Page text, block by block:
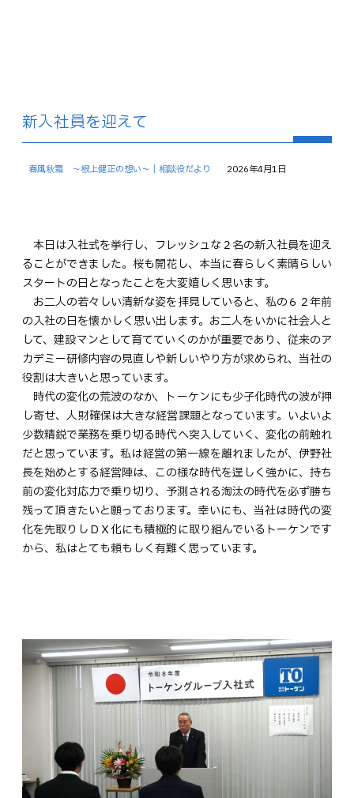
新入社員を迎えて
春風秋霜 ～根上健正の想い～｜相談役だより 2026年4月1日
本日は入社式を挙行し、フレッシュな２名の新入社員を迎え
ることができました。桜も開花し、本当に春らしく素晴らしい
スタートの日となったことを大変嬉しく思います。
お二人の若々しい清新な姿を拝見していると、私の６２年前
の入社の日を懐かしく思い出します。お二人をいかに社会人と
して、建設マンとして育てていくのかが重要であり、従来のア
カデミー研修内容の見直しや新しいやり方が求められ、当社の
役割は大きいと思っています。
時代の変化の荒波のなか、トーケンにも少子化時代の波が押
し寄せ、人財確保は大きな経営課題となっています。いよいよ
少数精鋭で業務を乗り切る時代へ突入していく、変化の前触れ
だと思っています。私は経営の第一線を離れましたが、伊野社
長を始めとする経営陣は、この様な時代を逞しく強かに、持ち
前の変化対応力で乗り切り、予測される淘汰の時代を必ず勝ち
残って頂きたいと願っております。幸いにも、当社は時代の変
化を先取りしＤＸ化にも積極的に取り組んでいるトーケンです
から、私はとても頼もしく有難く思っています。